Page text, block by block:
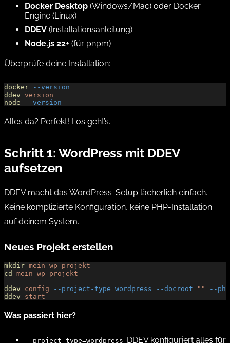
Docker Desktop (Windows/Mac) oder Docker
Engine (Linux)
DDEV (Installationsanleitung)
Node.js 22+ (für pnpm)
Überprüfe deine Installation:
docker --version
ddev version
node --version
Alles da? Perfekt! Los geht’s.
Schritt 1: WordPress mit DDEV
aufsetzen
DDEV macht das WordPress-Setup lächerlich einfach.
Keine komplizierte Konfiguration, keine PHP-Installation
auf deinem System.
Neues Projekt erstellen
mkdir mein-wp-projekt
cd
mein-wp-projekt
ddev config --project-type=wordpress --docroot=""
--
ddev start
Was passiert hier?
--project-type=wordpress: DDEV konfiguriert alles für